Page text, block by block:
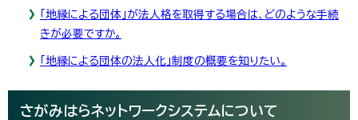
「地縁による団体」が法人格を取得する場合は、どのような手続
きが必要ですか。
「地縁による団体の法人化」制度の概要を知りたい。
さがみはらネットワークシステムについて